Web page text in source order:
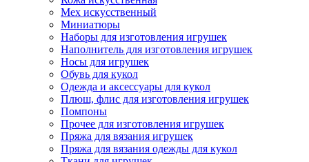
Мех искусственный
Миниатюры
Наборы для изготовления игрушек
Наполнитель для изготовления игрушек
Носы для игрушек
Обувь для кукол
Одежда и аксессуары для кукол
Плюш, флис для изготовления игрушек
Помпоны
Прочее для изготовления игрушек
Пряжа для вязания игрушек
Пряжа для вязания одежды для кукол